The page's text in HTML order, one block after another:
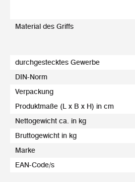
Material des Griffs
durchgestecktes Gewerbe
DIN-Norm
Verpackung
Produktmaße (L x B x H) in cm
Nettogewicht ca. in kg
Bruttogewicht in kg
Marke
EAN-Code/s